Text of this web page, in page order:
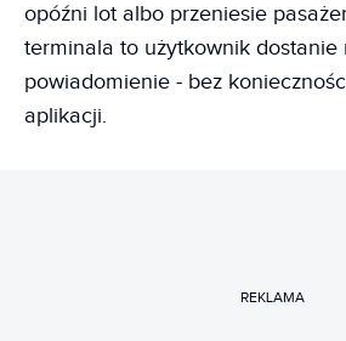
opóźni lot albo przeniesie
terminala to użytkownik dostanie
powiadomienie - bez
aplikacji.
REKLAMA